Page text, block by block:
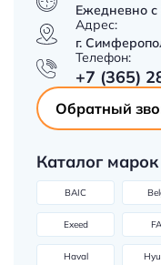
Ежедневно с
Адрес:
г.
Телефон:
+7 (365)
Обратный
Каталог марок
BAIC
Exeed
Haval